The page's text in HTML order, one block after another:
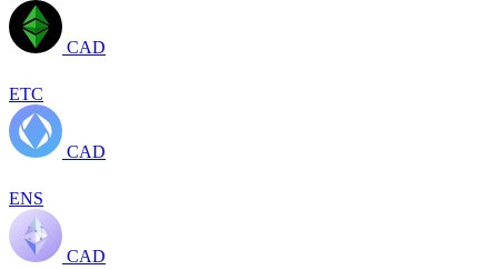
CAD
ETC
CAD
ENS
CAD